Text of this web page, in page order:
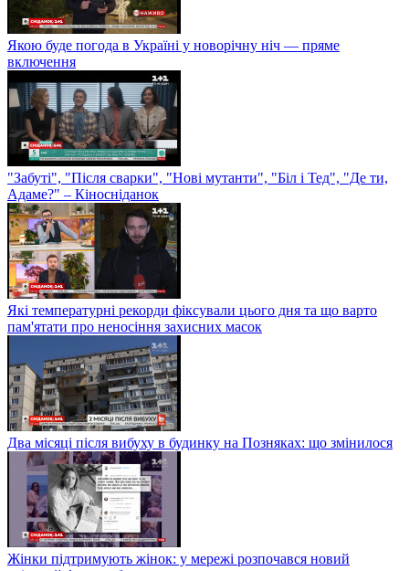
протестом ФОПів у столиці
Якою буде погода в Україні у новорічну ніч — пряме
включення
"Забуті", "Після сварки", "Нові мутанти", "Біл і Тед", "Де ти,
Адаме?" – Кіносніданок
Які температурні рекорди фіксували цього дня та що варто
пам'ятати про неносіння захисних масок
Два місяці після вибуху в будинку на Позняках: що змінилося